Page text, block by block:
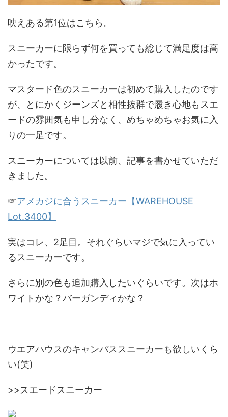
映えある第1位はこちら。
スニーカーに限らず何を買っても総じて満足度は高
かったです。
マスタード色のスニーカーは初めて購入したのです
が、とにかくジーンズと相性抜群で履き心地もスエ
ードの雰囲気も申し分なく、めちゃめちゃお気に入
りの一足です。
スニーカーについては以前、記事を書かせていただ
きました。
☞アメカジに合うスニーカー【WAREHOUSE
Lot.3400】
実はコレ、2足目。それぐらいマジで気に入ってい
るスニーカーです。
さらに別の色も追加購入したいぐらいです。次はホ
ワイトかな？バーガンディかな？
ウエアハウスのキャンバススニーカーも欲しいくら
い(笑)
>>スエードスニーカー